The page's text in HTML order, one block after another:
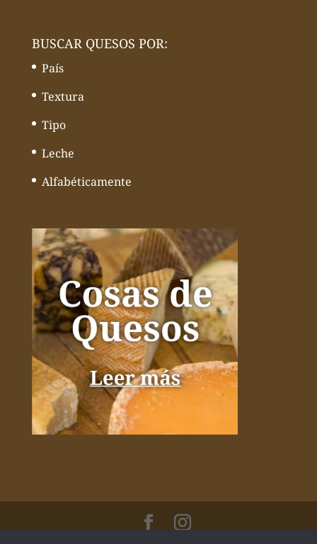
BUSCAR QUESOS POR:
País
Textura
Tipo
Leche
Alfabéticamente